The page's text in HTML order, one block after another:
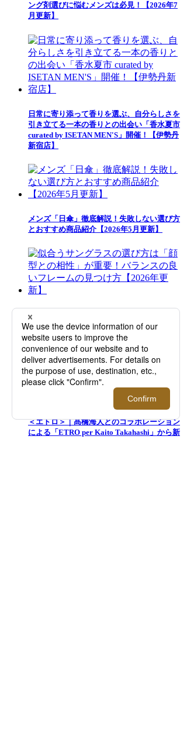
ング剤選びに悩むメンズは必見！【2026年7
月更新】
日常に寄り添って香りを選ぶ、自分らしさを
引き立てる一本の香りとの出会い「香水夏市
curated by ISETAN MEN'S」開催！【伊勢丹
新宿店】
メンズ「日傘」徹底解説！失敗しない選び方
とおすすめ商品紹介【2026年5月更新】
似合うサングラスの選び方は「顔型との相
性」が重要！バランスの良いフレームの見つ
け方【2026年更新】
＜エトロ＞｜髙橋海人とのコラボレーション
による「ETRO per Kaito Takahashi」から新